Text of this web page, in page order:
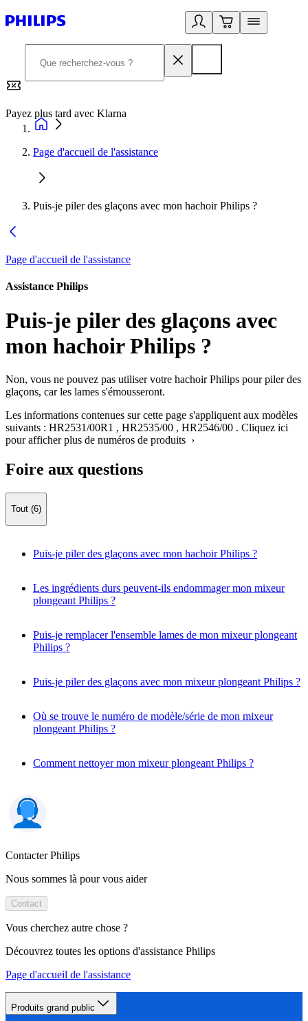
Payez plus tard avec Klarna
Page d'accueil de l'assistance
Puis-je piler des glaçons avec mon hachoir Philips ?
Page d'accueil de l'assistance
Assistance Philips
Puis-je piler des glaçons avec
mon hachoir Philips ?
Non, vous ne pouvez pas utiliser votre hachoir Philips pour piler des
glaçons, car les lames s'émousseront.
Les informations contenues sur cette page s'appliquent aux modèles
suivants : HR2531/00R1 , HR2535/00 , HR2546/00 . Cliquez ici
pour afficher plus de numéros de produits ›
Foire aux questions
Tout (6)
Puis-je piler des glaçons avec mon hachoir Philips ?
Les ingrédients durs peuvent-ils endommager mon mixeur
plongeant Philips ?
Puis-je remplacer l'ensemble lames de mon mixeur plongeant
Philips ?
Puis-je piler des glaçons avec mon mixeur plongeant Philips ?
Où se trouve le numéro de modèle/série de mon mixeur
plongeant Philips ?
Comment nettoyer mon mixeur plongeant Philips ?
Contacter Philips
Nous sommes là pour vous aider
Contact
Vous cherchez autre chose ?
Découvrez toutes les options d'assistance Philips
Page d'accueil de l'assistance
Produits grand public